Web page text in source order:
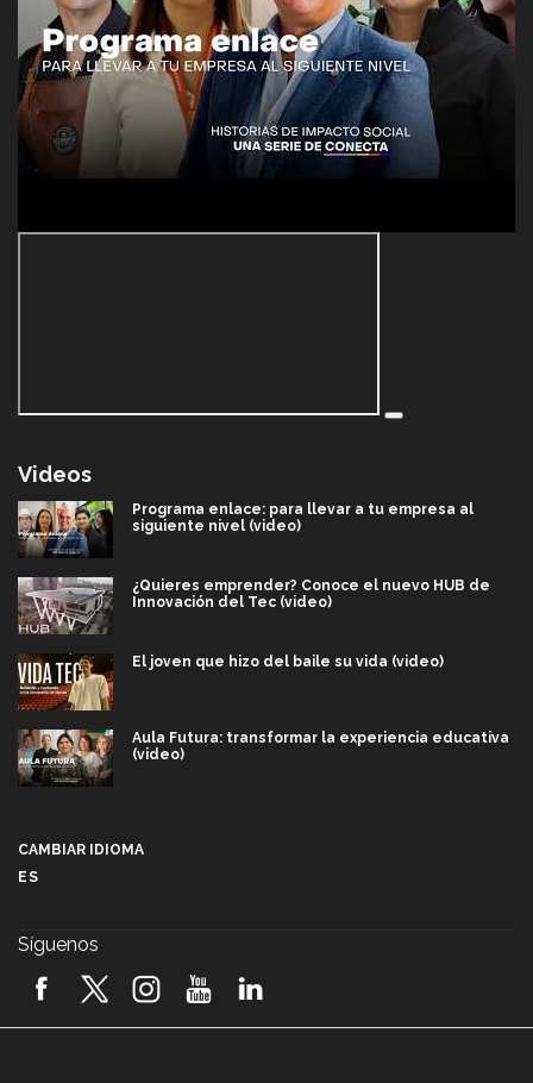
Videos
Programa enlace: para llevar a tu empresa al
siguiente nivel (video)
¿Quieres emprender? Conoce el nuevo HUB de
Innovación del Tec (video)
El joven que hizo del baile su vida (video)
Aula Futura: transformar la experiencia educativa
(video)
2026! (video)
CAMBIAR IDIOMA
ES
Síguenos